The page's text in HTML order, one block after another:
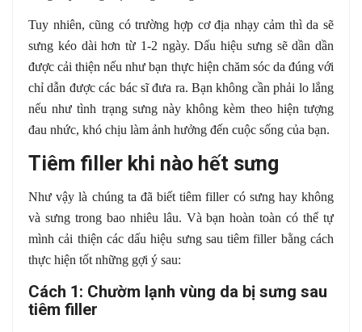
Tuy nhiên, cũng có trường hợp cơ địa nhạy cảm thì da sẽ
sưng kéo dài hơn từ 1-2 ngày. Dấu hiệu sưng sẽ dần dần
được cải thiện nếu như bạn thực hiện chăm sóc da đúng với
chỉ dẫn được các bác sĩ đưa ra. Bạn không cần phải lo lắng
nếu như tình trạng sưng này không kèm theo hiện tượng
đau nhức, khó chịu làm ảnh hưởng đến cuộc sống của bạn.
Tiêm filler khi nào hết sưng
Như vậy là chúng ta đã biết tiêm filler có sưng hay không
và sưng trong bao nhiêu lâu. Và bạn hoàn toàn có thể tự
mình cải thiện các dấu hiệu sưng sau tiêm filler bằng cách
thực hiện tốt những gợi ý sau:
Cách 1: Chườm lạnh vùng da bị sưng sau
tiêm filler